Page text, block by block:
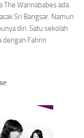
The Wannababes ada
Sri Bangsar. Namun
diri. Satu sekolah
dengan Fahrin